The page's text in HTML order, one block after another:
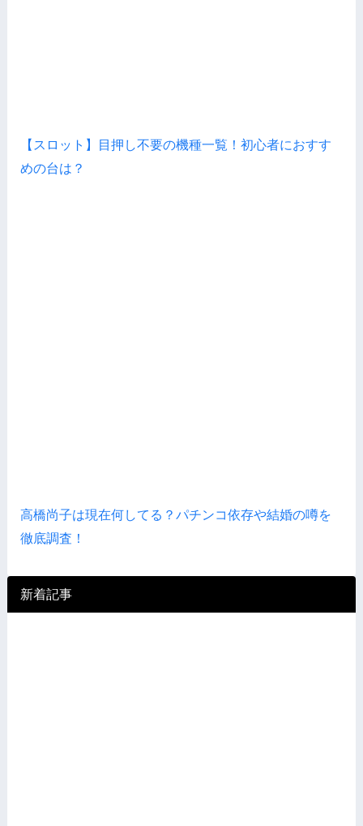
【スロット】目押し不要の機種一覧！初心者におすす
めの台は？
高橋尚子は現在何してる？パチンコ依存や結婚の噂を
徹底調査！
新着記事